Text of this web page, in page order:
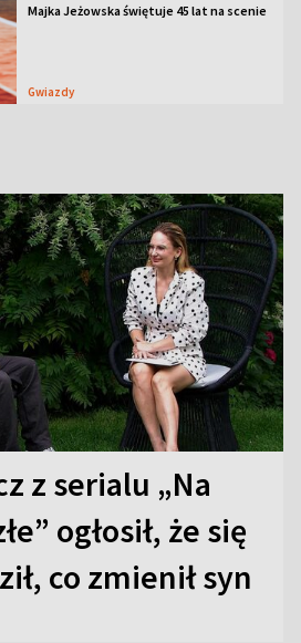
Majka Jeżowska świętuje 45 lat na scenie
Gwiazdy
z serialu „Na
ogłosił, że się
co zmienił syn